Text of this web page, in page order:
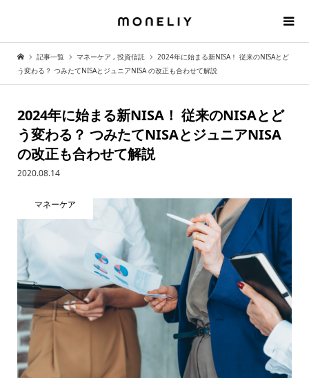
記事一覧 マネーケア , 投資信託
2024年に始まる新NISA！ 従来のNISAとど
う変わる？ つみたてNISAとジュニアNISA の改正も合わせて解説
2024年に始まる新NISA！ 従来のNISAとど
う変わる？ つみたてNISAとジュニアNISA
の改正も合わせて解説
2020.08.14
マネーケア